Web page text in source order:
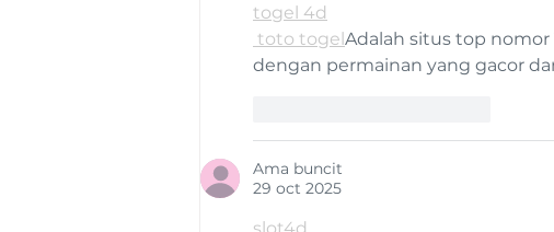
togel 4d
toto togelAdalah situs top nomor
dengan permainan yang gacor
Ama buncit
29 oct 2025
slot4d